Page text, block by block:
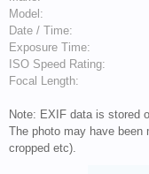
Model:
Date / Time:
Exposure Time:
ISO Speed Rating:
Focal Length:
Note: EXIF data is stored
The photo may have been
cropped etc).